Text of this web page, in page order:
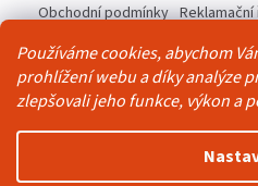
Používáme cookies, abychom
prohlížení webu a díky analýze
zlepšovali jeho funkce, výkon a
p
Obchodní podmínky Reklamační